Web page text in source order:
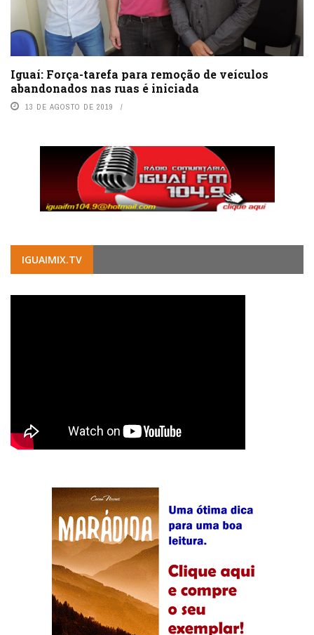
Iguaí: Força-tarefa para remoção de veículos
abandonados nas ruas é iniciada
13 DE AGOSTO DE 2019
IGUAIMIX.TV